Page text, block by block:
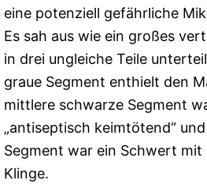
eine potenziell gefährliche
Es sah aus wie ein großes
in drei ungleiche Teile
graue Segment enthielt den
mittlere schwarze Segment
„antiseptisch keimtötend“
Segment war ein Schwert mit
Klinge.